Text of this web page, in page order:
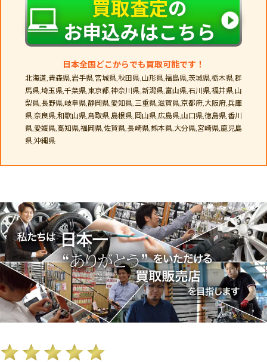
買取査定の
お申込みはこちら
日本全国どこからでも買取可能です！
北海道,青森県,岩手県,宮城県,秋田県,山形県,福島県,茨城県,栃木県,群
馬県,埼玉県,千葉県,東京都,神奈川県,新潟県,富山県,石川県,福井県,山
梨県,長野県,岐阜県,静岡県,愛知県,三重県,滋賀県,京都府,大阪府,兵庫
県,奈良県,和歌山県,鳥取県,島根県,岡山県,広島県,山口県,徳島県,香川
県,愛媛県,高知県,福岡県,佐賀県,長崎県,熊本県,大分県,宮崎県,鹿児島
県,沖縄県